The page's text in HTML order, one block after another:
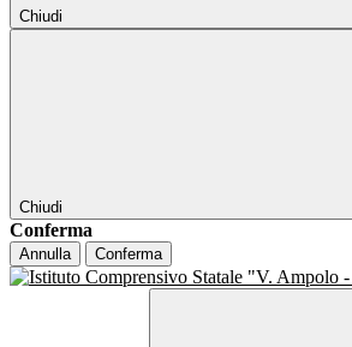
Chiudi
Chiudi
Conferma
Annulla Conferma